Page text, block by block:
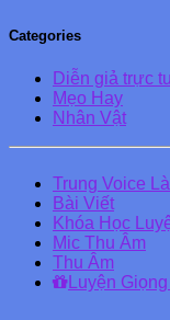
Categories
Diễn giả trực
Mẹo Hay
Nhân Vật
Trung Voice
Bài Viết
Khóa Học
Mic Thu Âm
Thu Âm
Luyện